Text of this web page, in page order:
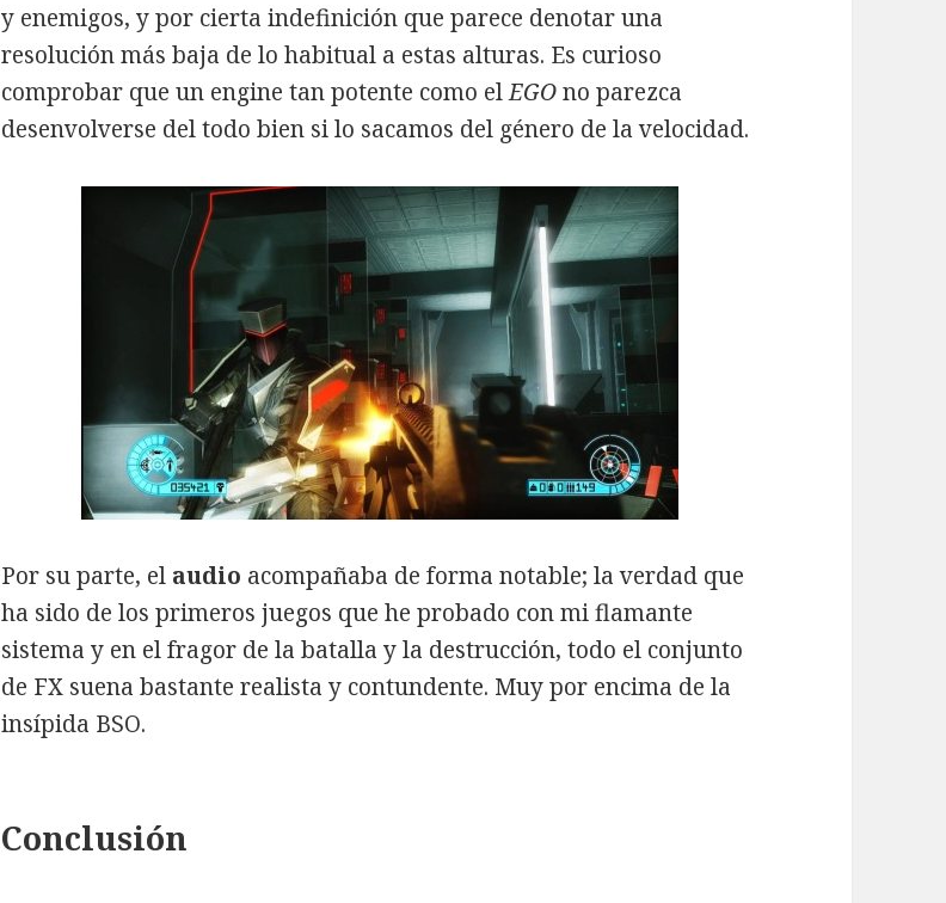
y enemigos, y por cierta indefinición que parece denotar una
resolución más baja de lo habitual a estas alturas. Es curioso
comprobar que un engine tan potente como elEGOno parezca
desenvolverse del todo bien si lo sacamos del género de la velocidad.
Por su parte, el audio acompañaba de forma notable; la verdad que
ha sido de los primeros juegos que he probado con mi flamante
sistema y en el fragor de la batalla y la destrucción, todo el conjunto
de FX suena bastante realista y contundente. Muy por encima de la
insípida BSO.
Conclusión